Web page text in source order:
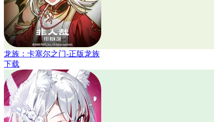
龙族：卡塞尔之门-正版龙族
下载